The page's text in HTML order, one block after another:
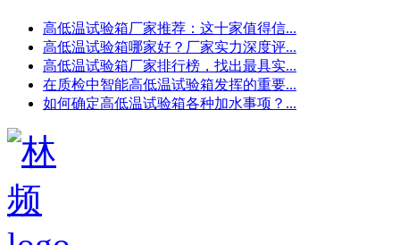
高低温试验箱厂家推荐：这十家值得信...
高低温试验箱哪家好？厂家实力深度评...
高低温试验箱厂家排行榜，找出最具实...
在质检中智能高低温试验箱发挥的重要...
如何确定高低温试验箱各种加水事项？...